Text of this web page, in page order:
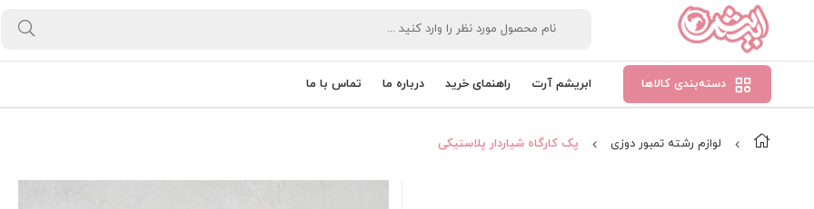
دسته‌بندی کالاها ابریشم آرت راهنمای خرید درباره ما تماس با ما
لوازم رشته تمبور دوزی پک کارگاه شیاردار پلاستیکی